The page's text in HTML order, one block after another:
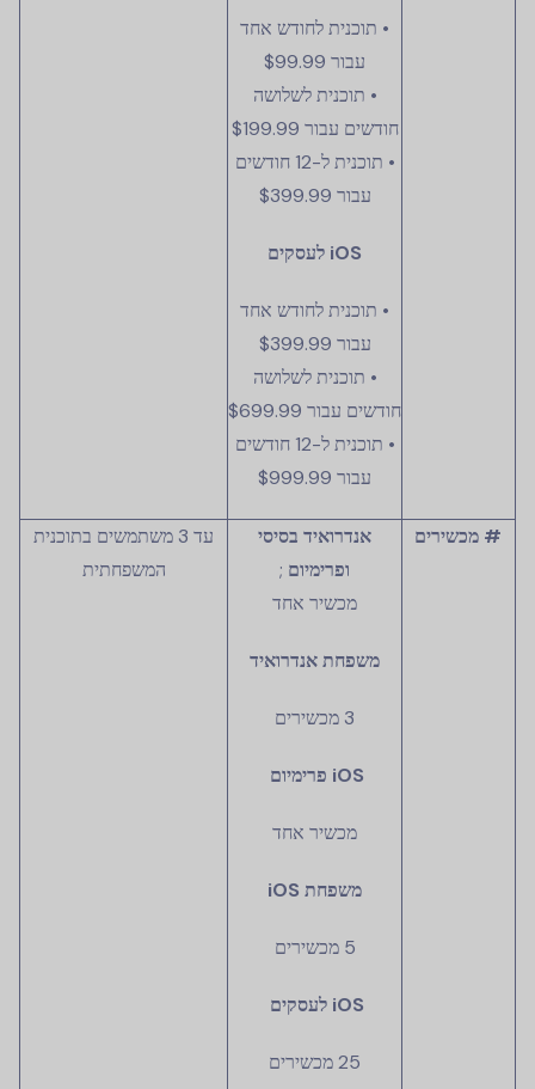
• תוכנית לחודש אחד
עבור $99.99
• תוכנית לשלושה
חודשים עבור $199.99
• תוכנית ל-12 חודשים
עבור $399.99
iOS לעסקים
• תוכנית לחודש אחד
עבור $399.99
• תוכנית לשלושה
חודשים עבור $699.99
• תוכנית ל-12 חודשים
עבור $999.99
# מכשירים
אנדרואיד בסיסי
ופרימיום ;
מכשיר אחד
משפחת אנדרואיד
3 מכשירים
iOS פרימיום
מכשיר אחד
משפחת iOS
5 מכשירים
iOS לעסקים
25 מכשירים
עד 3 משתמשים בתוכנית
המשפחתית